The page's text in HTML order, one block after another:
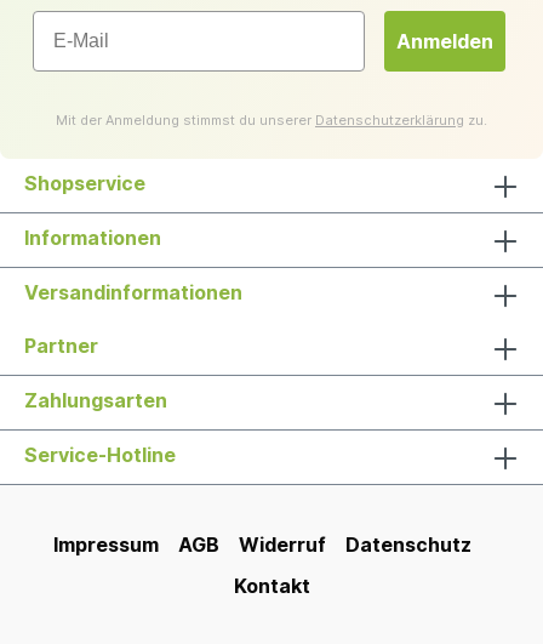
Email
Anmelden
Mit der Anmeldung stimmst du unserer Datenschutzerklärung zu.
Shopservice
Informationen
Versandinformationen
Partner
Zahlungsarten
Service-Hotline
Impressum AGB Widerruf
Datenschutz
Kontakt